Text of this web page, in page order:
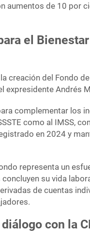
aumentos de 10 por
el
creación del Fondo
expresidente Andrés
complementar los
como al IMSS,
en 2024 y
representa un
su vida
de cuentas
con la